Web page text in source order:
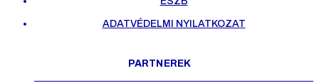
ADATVÉDELMI NYILATKOZAT
PARTNEREK